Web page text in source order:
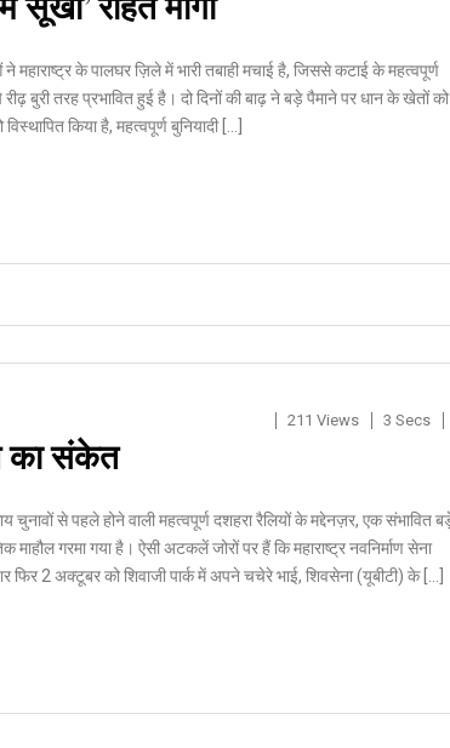
महाराष्ट्र के पालघर ज़िले में भारी तबाही मचाई है, जिससे कटाई के महत्वपूर्ण
बुरी तरह प्रभावित हुई है। दो दिनों की बाढ़ ने बड़े पैमाने पर धान के खेतों को
किया है, महत्वपूर्ण बुनियादी […]
211 Views 3 Secs
का संकेत
चुनावों से पहले होने वाली महत्वपूर्ण दशहरा रैलियों के मद्देनज़र, एक संभावित
माहौल गरमा गया है। ऐसी अटकलें जोरों पर हैं कि महाराष्ट्र नवनिर्माण सेना
2 अक्टूबर को शिवाजी पार्क में अपने चचेरे भाई, शिवसेना (यूबीटी) के […]